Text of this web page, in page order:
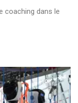
coaching dans le